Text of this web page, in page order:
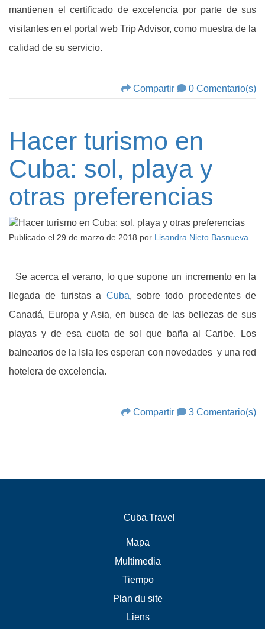
mantienen el certificado de excelencia por parte de sus
visitantes en el portal web Trip Advisor, como muestra de la
calidad de su servicio.
Compartir 0 Comentario(s)
Hacer turismo en
Cuba: sol, playa y
otras preferencias
Publicado el 29 de marzo de 2018 por Lisandra Nieto Basnueva
Se acerca el verano, lo que supone un incremento en la
llegada de turistas a Cuba, sobre todo procedentes de
Canadá, Europa y Asia, en busca de las bellezas de sus
playas y de esa cuota de sol que baña al Caribe. Los
balnearios de la Isla les esperan con novedades y una red
hotelera de excelencia.
Compartir 3 Comentario(s)
Cuba.Travel
Mapa
Multimedia
Tiempo
Plan du site
Liens